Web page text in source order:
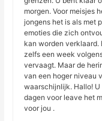
morgen. Voor meisjes
jongens het is als met
emoties die zich
kan worden verklaard.
zelfs een week
vervaagt. Maar de
van een hoger niveau
waarschijnlijk. Hallo!
dagen voor leave het
voor jou .